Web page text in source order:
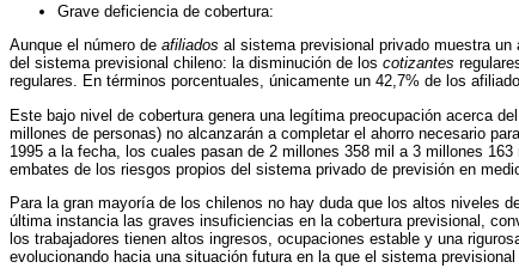
Grave deficiencia de cobertura:
Aunque el número de afiliados al sistema previsional privado muestra
del sistema previsional chileno: la disminución de los cotizantes
regulares. En términos porcentuales, únicamente un 42,7% de los
Este bajo nivel de cobertura genera una legítima preocupación acerca
millones de personas) no alcanzarán a completar el ahorro necesario
1995 a la fecha, los cuales pasan de 2 millones 358 mil a 3 millones
embates de los riesgos propios del sistema privado de previsión en
Para la gran mayoría de los chilenos no hay duda que los altos niveles
última instancia las graves insuficiencias en la cobertura previsional,
los trabajadores tienen altos ingresos, ocupaciones estable y una
evolucionando hacia una situación futura en la que el sistema